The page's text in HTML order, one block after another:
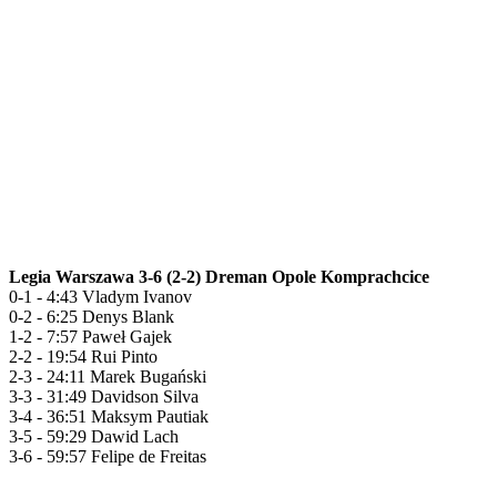
Legia Warszawa 3-6 (2-2) Dreman Opole Komprachcice
0-1 - 4:43 Vladym Ivanov
0-2 - 6:25 Denys Blank
1-2 - 7:57 Paweł Gajek
2-2 - 19:54 Rui Pinto
2-3 - 24:11 Marek Bugański
3-3 - 31:49 Davidson Silva
3-4 - 36:51 Maksym Pautiak
3-5 - 59:29 Dawid Lach
3-6 - 59:57 Felipe de Freitas